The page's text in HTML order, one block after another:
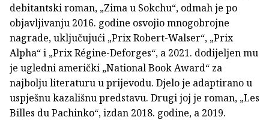
debitantski roman, „Zima u Sokchu“, odmah je po
objavljivanju 2016. godine osvojio mnogobrojne
nagrade, uključujući „Prix Robert-Walser“, „Prix
Alpha“ i „Prix Régine-Deforges“, a 2021. dodijeljen mu
je ugledni američki „National Book Award“ za
najbolju literaturu u prijevodu. Djelo je adaptirano u
uspješnu kazališnu predstavu. Drugi joj je roman, „Les
Billes du Pachinko“, izdan 2018. godine, a 2019.